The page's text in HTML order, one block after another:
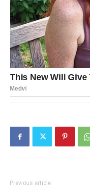
Previous article